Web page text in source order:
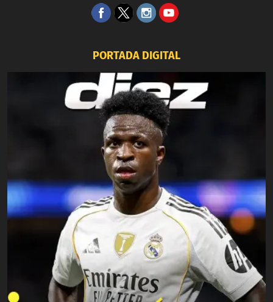
PORTADA DIGITAL